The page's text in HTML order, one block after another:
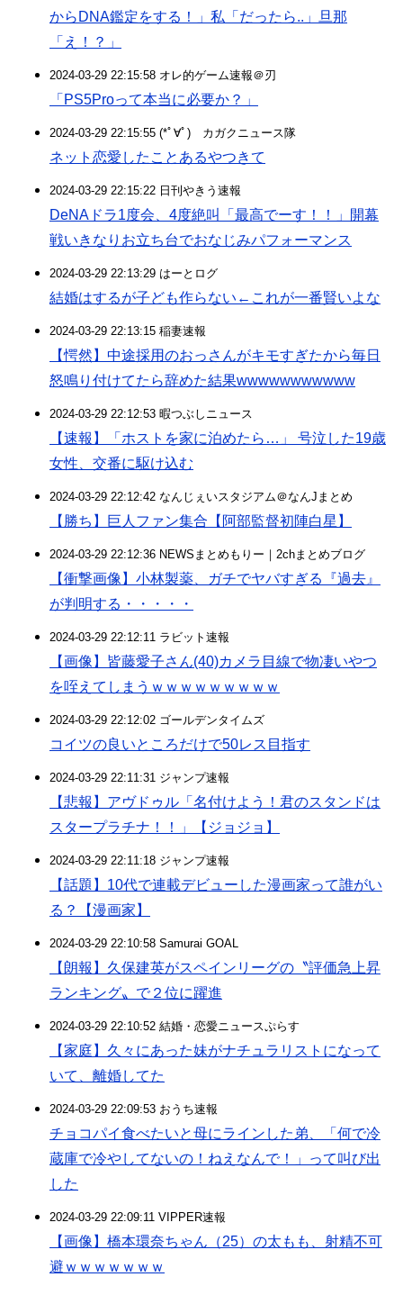
からDNA鑑定をする！」私「だったら..」旦那
「え！？」
2024-03-29 22:15:58 オレ的ゲーム速報＠刃
「PS5Proって本当に必要か？」
2024-03-29 22:15:55 (*ﾟ∀ﾟ)ゞカガクニュース隊
ネット恋愛したことあるやつきて
2024-03-29 22:15:22 日刊やきう速報
DeNAドラ1度会、4度絶叫「最高でーす！！」開幕
戦いきなりお立ち台でおなじみパフォーマンス
2024-03-29 22:13:29 はーとログ
結婚はするが子ども作らない←これが一番賢いよな
2024-03-29 22:13:15 稲妻速報
【愕然】中途採用のおっさんがキモすぎたから毎日
怒鳴り付けてたら辞めた結果wwwwwwwwwww
2024-03-29 22:12:53 暇つぶしニュース
【速報】「ホストを家に泊めたら…」 号泣した19歳
女性、交番に駆け込む
2024-03-29 22:12:42 なんじぇいスタジアム＠なんJまとめ
【勝ち】巨人ファン集合【阿部監督初陣白星】
2024-03-29 22:12:36 NEWSまとめもりー｜2chまとめブログ
【衝撃画像】小林製薬、ガチでヤバすぎる『過去』
が判明する・・・・・
2024-03-29 22:12:11 ラビット速報
【画像】皆藤愛子さん(40)カメラ目線で物凄いやつ
を咥えてしまうｗｗｗｗｗｗｗｗｗ
2024-03-29 22:12:02 ゴールデンタイムズ
コイツの良いところだけで50レス目指す
2024-03-29 22:11:31 ジャンプ速報
【悲報】アヴドゥル「名付けよう！君のスタンドは
スタープラチナ！！」【ジョジョ】
2024-03-29 22:11:18 ジャンプ速報
【話題】10代で連載デビューした漫画家って誰がい
る？【漫画家】
2024-03-29 22:10:58 Samurai GOAL
【朗報】久保建英がスペインリーグの〝評価急上昇
ランキング〟で２位に躍進
2024-03-29 22:10:52 結婚・恋愛ニュースぷらす
【家庭】久々にあった妹がナチュラリストになって
いて、離婚してた
2024-03-29 22:09:53 おうち速報
チョコパイ食べたいと母にラインした弟、「何で冷
蔵庫で冷やしてないの！ねえなんで！」って叫び出
した
2024-03-29 22:09:11 VIPPER速報
【画像】橋本環奈ちゃん（25）の太もも、射精不可
避ｗｗｗｗｗｗｗ